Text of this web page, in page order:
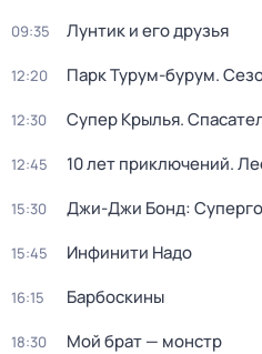
09:35 Лунтик и его друзья
12:20 Парк Турум-бурум.
12:30 Супер Крылья.
12:45 10 лет приключений.
15:30 Джи-Джи Бонд:
15:45 Инфинити Надо
16:15 Барбоскины
18:30 Мой брат — монстр